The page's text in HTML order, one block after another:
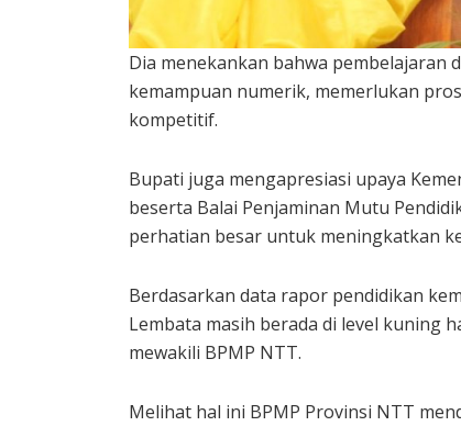
Dia menekankan bahwa pembelajaran
kemampuan numerik, memerlukan
kompetitif.
Bupati juga mengapresiasi upaya
beserta Balai Penjaminan Mutu
perhatian besar untuk meningkatkan
Berdasarkan data rapor pendidikan
Lembata masih berada di level kuning
mewakili BPMP NTT.
Melihat hal ini BPMP Provinsi NTT